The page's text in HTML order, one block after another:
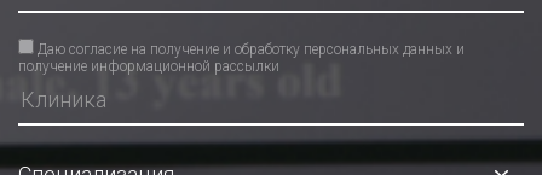
Даю согласие на получение и обработку персональных данных и
получение информационной рассылки